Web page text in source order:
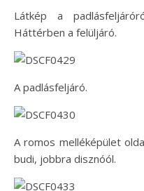
Látkép a
Háttérben a felüljáró.
A padlásfeljáró.
A romos melléképület
budi, jobbra disznóól.